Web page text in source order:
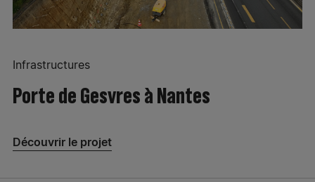
Infrastructures
Porte de Gesvres à Nantes
Découvrir le projet